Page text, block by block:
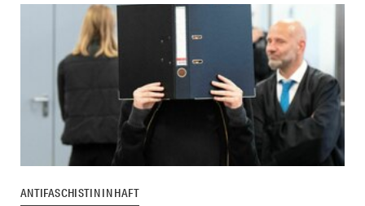
ANTIFASCHISTIN IN HAFT